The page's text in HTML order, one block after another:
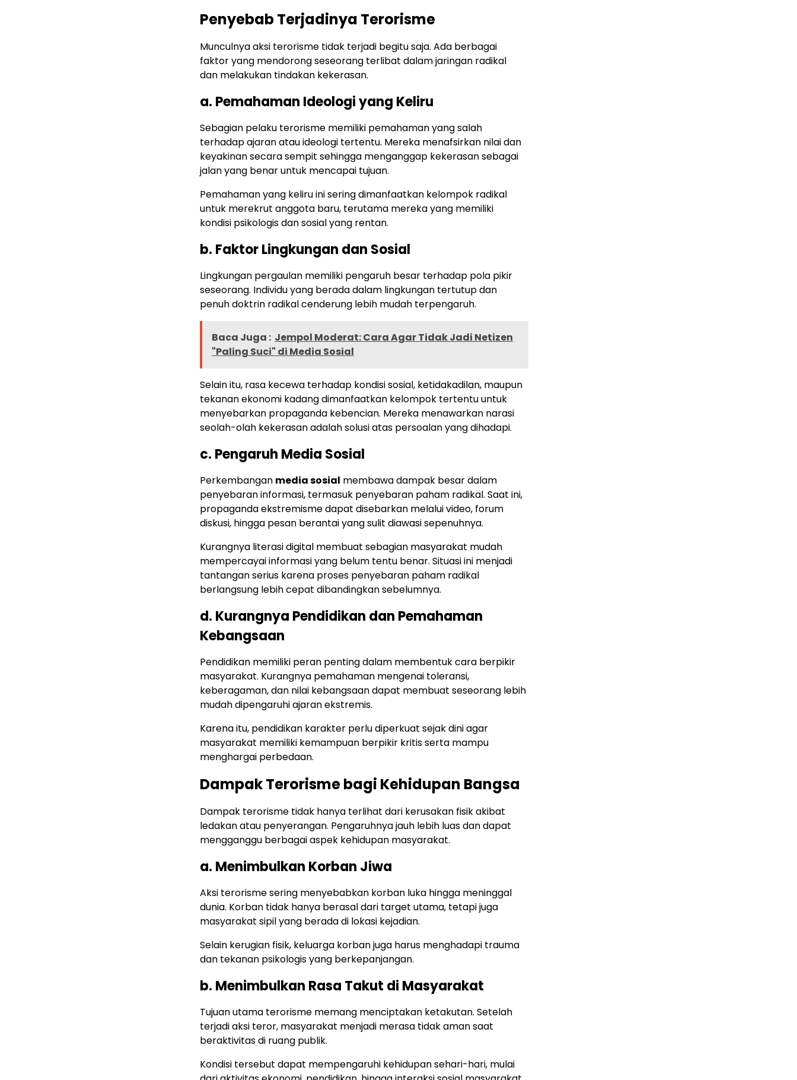
Penyebab Terjadinya Terorisme
Munculnya aksi terorisme tidak terjadi begitu saja. Ada berbagai
faktor yang mendorong seseorang terlibat dalam jaringan radikal
dan melakukan tindakan kekerasan.
a. Pemahaman Ideologi yang Keliru
Sebagian pelaku terorisme memiliki pemahaman yang salah
terhadap ajaran atau ideologi tertentu. Mereka menafsirkan nilai dan
keyakinan secara sempit sehingga menganggap kekerasan sebagai
jalan yang benar untuk mencapai tujuan.
Pemahaman yang keliru ini sering dimanfaatkan kelompok radikal
untuk merekrut anggota baru, terutama mereka yang memiliki
kondisi psikologis dan sosial yang rentan.
b. Faktor Lingkungan dan Sosial
Lingkungan pergaulan memiliki pengaruh besar terhadap pola pikir
seseorang. Individu yang berada dalam lingkungan tertutup dan
penuh doktrin radikal cenderung lebih mudah terpengaruh.
Baca Juga : Jempol Moderat: Cara Agar Tidak Jadi Netizen
"Paling Suci" di Media Sosial
Selain itu, rasa kecewa terhadap kondisi sosial, ketidakadilan, maupun
tekanan ekonomi kadang dimanfaatkan kelompok tertentu untuk
menyebarkan propaganda kebencian. Mereka menawarkan narasi
seolah-olah kekerasan adalah solusi atas persoalan yang dihadapi.
c. Pengaruh Media Sosial
Perkembangan media sosial membawa dampak besar dalam
penyebaran informasi, termasuk penyebaran paham radikal. Saat ini,
propaganda ekstremisme dapat disebarkan melalui video, forum
diskusi, hingga pesan berantai yang sulit diawasi sepenuhnya.
Kurangnya literasi digital membuat sebagian masyarakat mudah
mempercayai informasi yang belum tentu benar. Situasi ini menjadi
tantangan serius karena proses penyebaran paham radikal
berlangsung lebih cepat dibandingkan sebelumnya.
d. Kurangnya Pendidikan dan Pemahaman
Kebangsaan
Pendidikan memiliki peran penting dalam membentuk cara berpikir
masyarakat. Kurangnya pemahaman mengenai toleransi,
keberagaman, dan nilai kebangsaan dapat membuat seseorang lebih
mudah dipengaruhi ajaran ekstremis.
Karena itu, pendidikan karakter perlu diperkuat sejak dini agar
masyarakat memiliki kemampuan berpikir kritis serta mampu
menghargai perbedaan.
Dampak Terorisme bagi Kehidupan Bangsa
Dampak terorisme tidak hanya terlihat dari kerusakan fisik akibat
ledakan atau penyerangan. Pengaruhnya jauh lebih luas dan dapat
mengganggu berbagai aspek kehidupan masyarakat.
a. Menimbulkan Korban Jiwa
Aksi terorisme sering menyebabkan korban luka hingga meninggal
dunia. Korban tidak hanya berasal dari target utama, tetapi juga
masyarakat sipil yang berada di lokasi kejadian.
Selain kerugian fisik, keluarga korban juga harus menghadapi trauma
dan tekanan psikologis yang berkepanjangan.
b. Menimbulkan Rasa Takut di Masyarakat
Tujuan utama terorisme memang menciptakan ketakutan. Setelah
terjadi aksi teror, masyarakat menjadi merasa tidak aman saat
beraktivitas di ruang publik.
Kondisi tersebut dapat mempengaruhi kehidupan sehari-hari, mulai